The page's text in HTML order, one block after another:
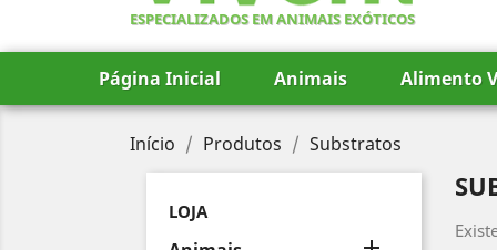
ESPECIALIZADOS EM ANIMAIS EXÓTICOS
Página Inicial Animais Alimento
Início Produtos Substratos
LOJA